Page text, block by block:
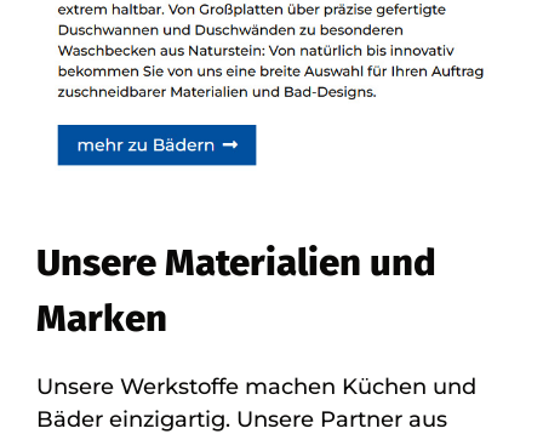
Unsere Materialien und
Marken
Unsere Werkstoffe machen Küchen und
Bäder einzigartig. Unsere Partner aus